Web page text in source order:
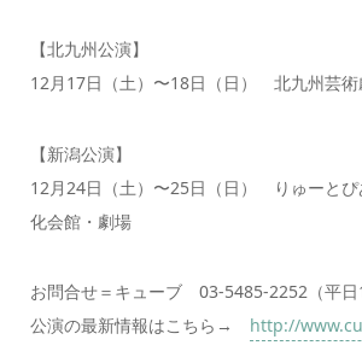
【北九州公演】
12月17日（土）〜18日（日） 北九州芸術
【新潟公演】
12月24日（土）〜25日（日） りゅーと
化会館・劇場
お問合せ＝キューブ 03-5485-2252（平日
公演の最新情報はこちら→ http://